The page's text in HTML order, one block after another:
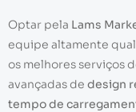
Optar pela Lams
equipe altamente
os melhores serviços
avançadas de design
tempo de